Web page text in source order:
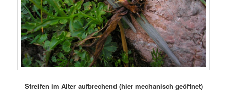
Streifen im Alter aufbrechend (hier mechanisch geöffnet)